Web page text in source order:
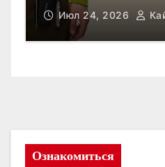
Июл 23, 2026
Ознакомиться